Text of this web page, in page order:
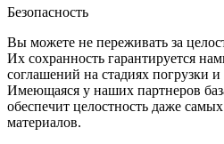
Безопасность
Вы можете не переживать за
Их сохранность гарантируется
соглашений на стадиях погрузки
Имеющаяся у наших партнеров
обеспечит целостность даже
материалов.